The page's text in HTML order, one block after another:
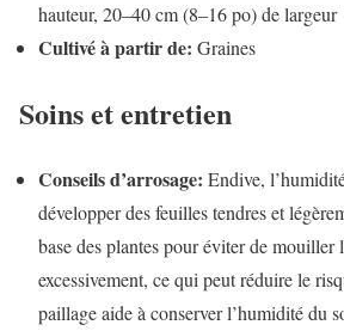
hauteur, 20–40 cm (8–16 po) de largeur
Cultivé à partir de: Graines
Soins et entretien
Conseils d’arrosage: Endive,
développer des feuilles tendres et
base des plantes pour éviter de mouiller
excessivement, ce qui peut réduire le
paillage aide à conserver l’humidité du